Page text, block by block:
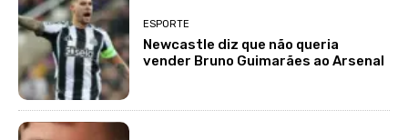
ESPORTE
Newcastle diz que não queria
vender Bruno Guimarães ao Arsenal